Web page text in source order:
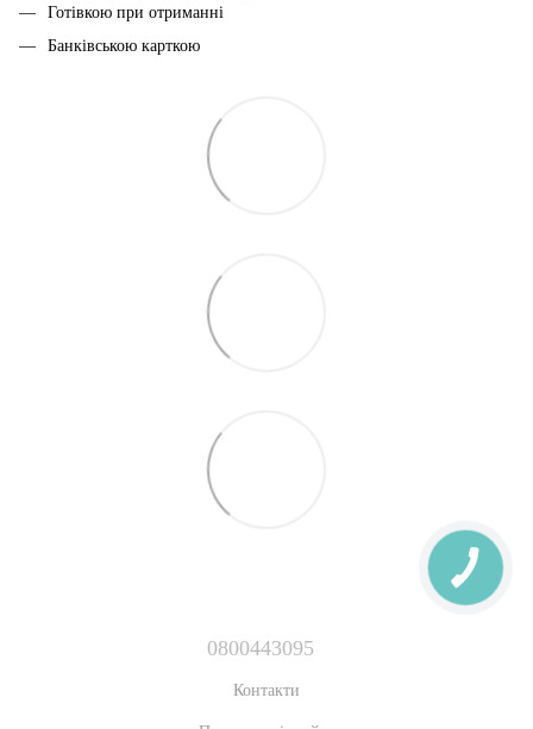
Готівкою при отриманні
Банківською карткою
0800443095
Контакти